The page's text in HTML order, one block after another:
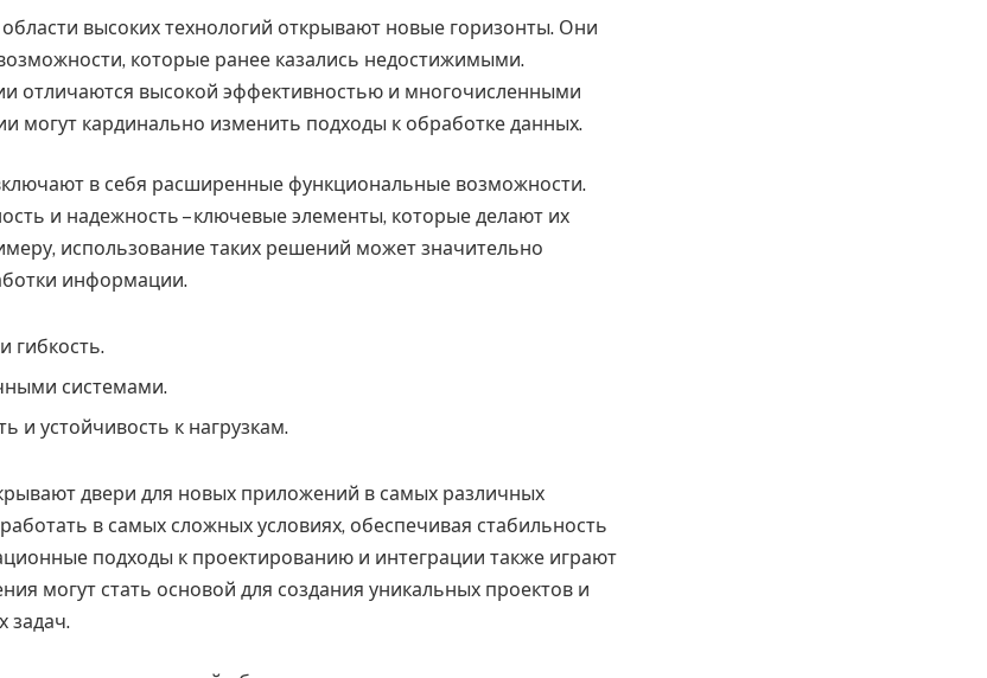
высоких технологий открывают новые горизонты. Они
которые ранее казались недостижимыми.
отличаются высокой эффективностью и многочисленными
могут кардинально изменить подходы к обработке данных.
в себя расширенные функциональные возможности.
и надежность – ключевые элементы, которые делают их
использование таких решений может значительно
информации.
гибкость.
системами.
и устойчивость к нагрузкам.
двери для новых приложений в самых различных
в самых сложных условиях, обеспечивая стабильность
подходы к проектированию и интеграции также играют
могут стать основой для создания уникальных проектов и
задач.